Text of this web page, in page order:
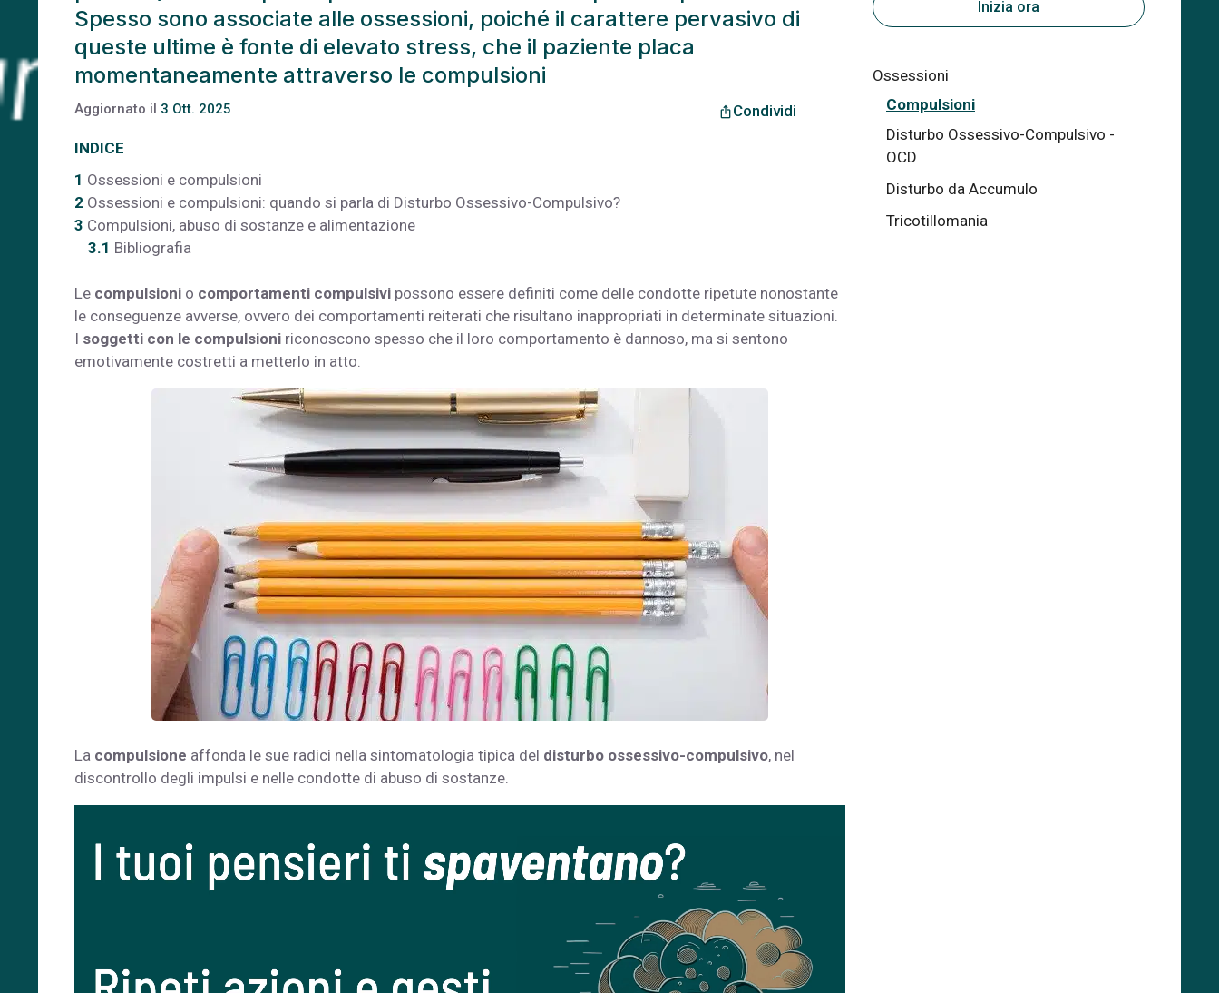
Spesso sono associate alle ossessioni, poiché il carattere pervasivo di
queste ultime è fonte di elevato stress, che il paziente placa
momentaneamente attraverso le compulsioni
Aggiornato il 3 Ott. 2025 ios_shareCondividi
INDICE
1 Ossessioni e compulsioni
2 Ossessioni e compulsioni: quando si parla di Disturbo Ossessivo-Compulsivo?
3 Compulsioni, abuso di sostanze e alimentazione
3.1 Bibliografia
Le compulsioni o comportamenti compulsivi possono essere definiti come delle condotte ripetute nonostante
le conseguenze avverse, ovvero dei comportamenti reiterati che risultano inappropriati in determinate situazioni.
I soggetti con le compulsioni riconoscono spesso che il loro comportamento è dannoso, ma si sentono
emotivamente costretti a metterlo in atto.
La compulsione affonda le sue radici nella sintomatologia tipica del disturbo ossessivo-compulsivo, nel
discontrollo degli impulsi e nelle condotte di abuso di sostanze.
Ossessioni
Compulsioni
Disturbo Ossessivo-Compulsivo -
OCD
Disturbo da Accumulo
Tricotillomania
Inizia ora